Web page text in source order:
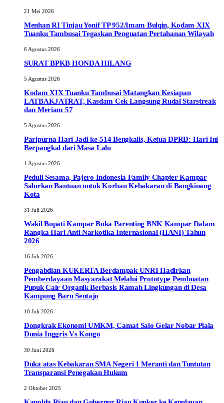
21 Mei 2026
Menhan RI Tinjau Yonif TP 952/Imam Bulqin, Kodam XIX
Tuanku Tambusai Tegaskan Penguatan Pertahanan Wilayah
6 Agustus 2026
SURAT BPKB HONDA HILANG
5 Agustus 2026
Kodam XIX Tuanku Tambusai Matangkan Kesiapan
LATBAKJATRAT, Kasdam Cek Langsung Rudal Starstreak
dan Meriam 57
5 Agustus 2026
Paripurna Hari Jadi ke-514 Bengkalis, Ketua DPRD: Hari Ini
Berpangkal dari Masa Lalu
1 Agustus 2026
Peduli Sesama, Pajero Indonesia Family Chapter Kampar
Salurkan Bantuan untuk Korban Kebakaran di Bangkinang
Kota
31 Juli 2026
Wakil Bupati Kampar Buka Parenting BNK Kampar Dalam
Rangka Hari Anti Narkotika Internasional (HANI) Tahun
2026
16 Juli 2026
Pengabdian KUKERTA Berdampak UNRI Hadirkan
Pemberdayaan Masyarakat Melalui Prototype Pembuatan
Pupuk Cair Organik Berbasis Ramah Lingkungan di Desa
Kampung Baru Sentajo
10 Juli 2026
Dongkrak Ekonomi UMKM, Camat Salo Gelar Nobar Piala
Dunia Inggris Vs Kongo
30 Juni 2026
Duka atas Kebakaran SMA Negeri 1 Meranti dan Tuntutan
Transparansi Penegakan Hukum
2 Oktober 2025